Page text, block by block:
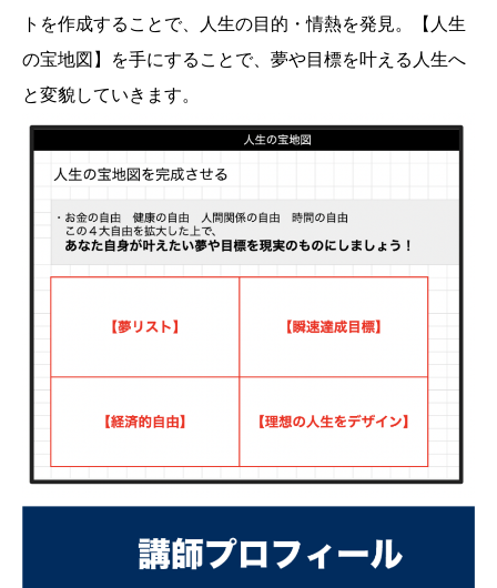
トを作成することで、人生の目的・情熱を発見。【人生
の宝地図】を手にすることで、夢や目標を叶える人生へ
と変貌していきます。